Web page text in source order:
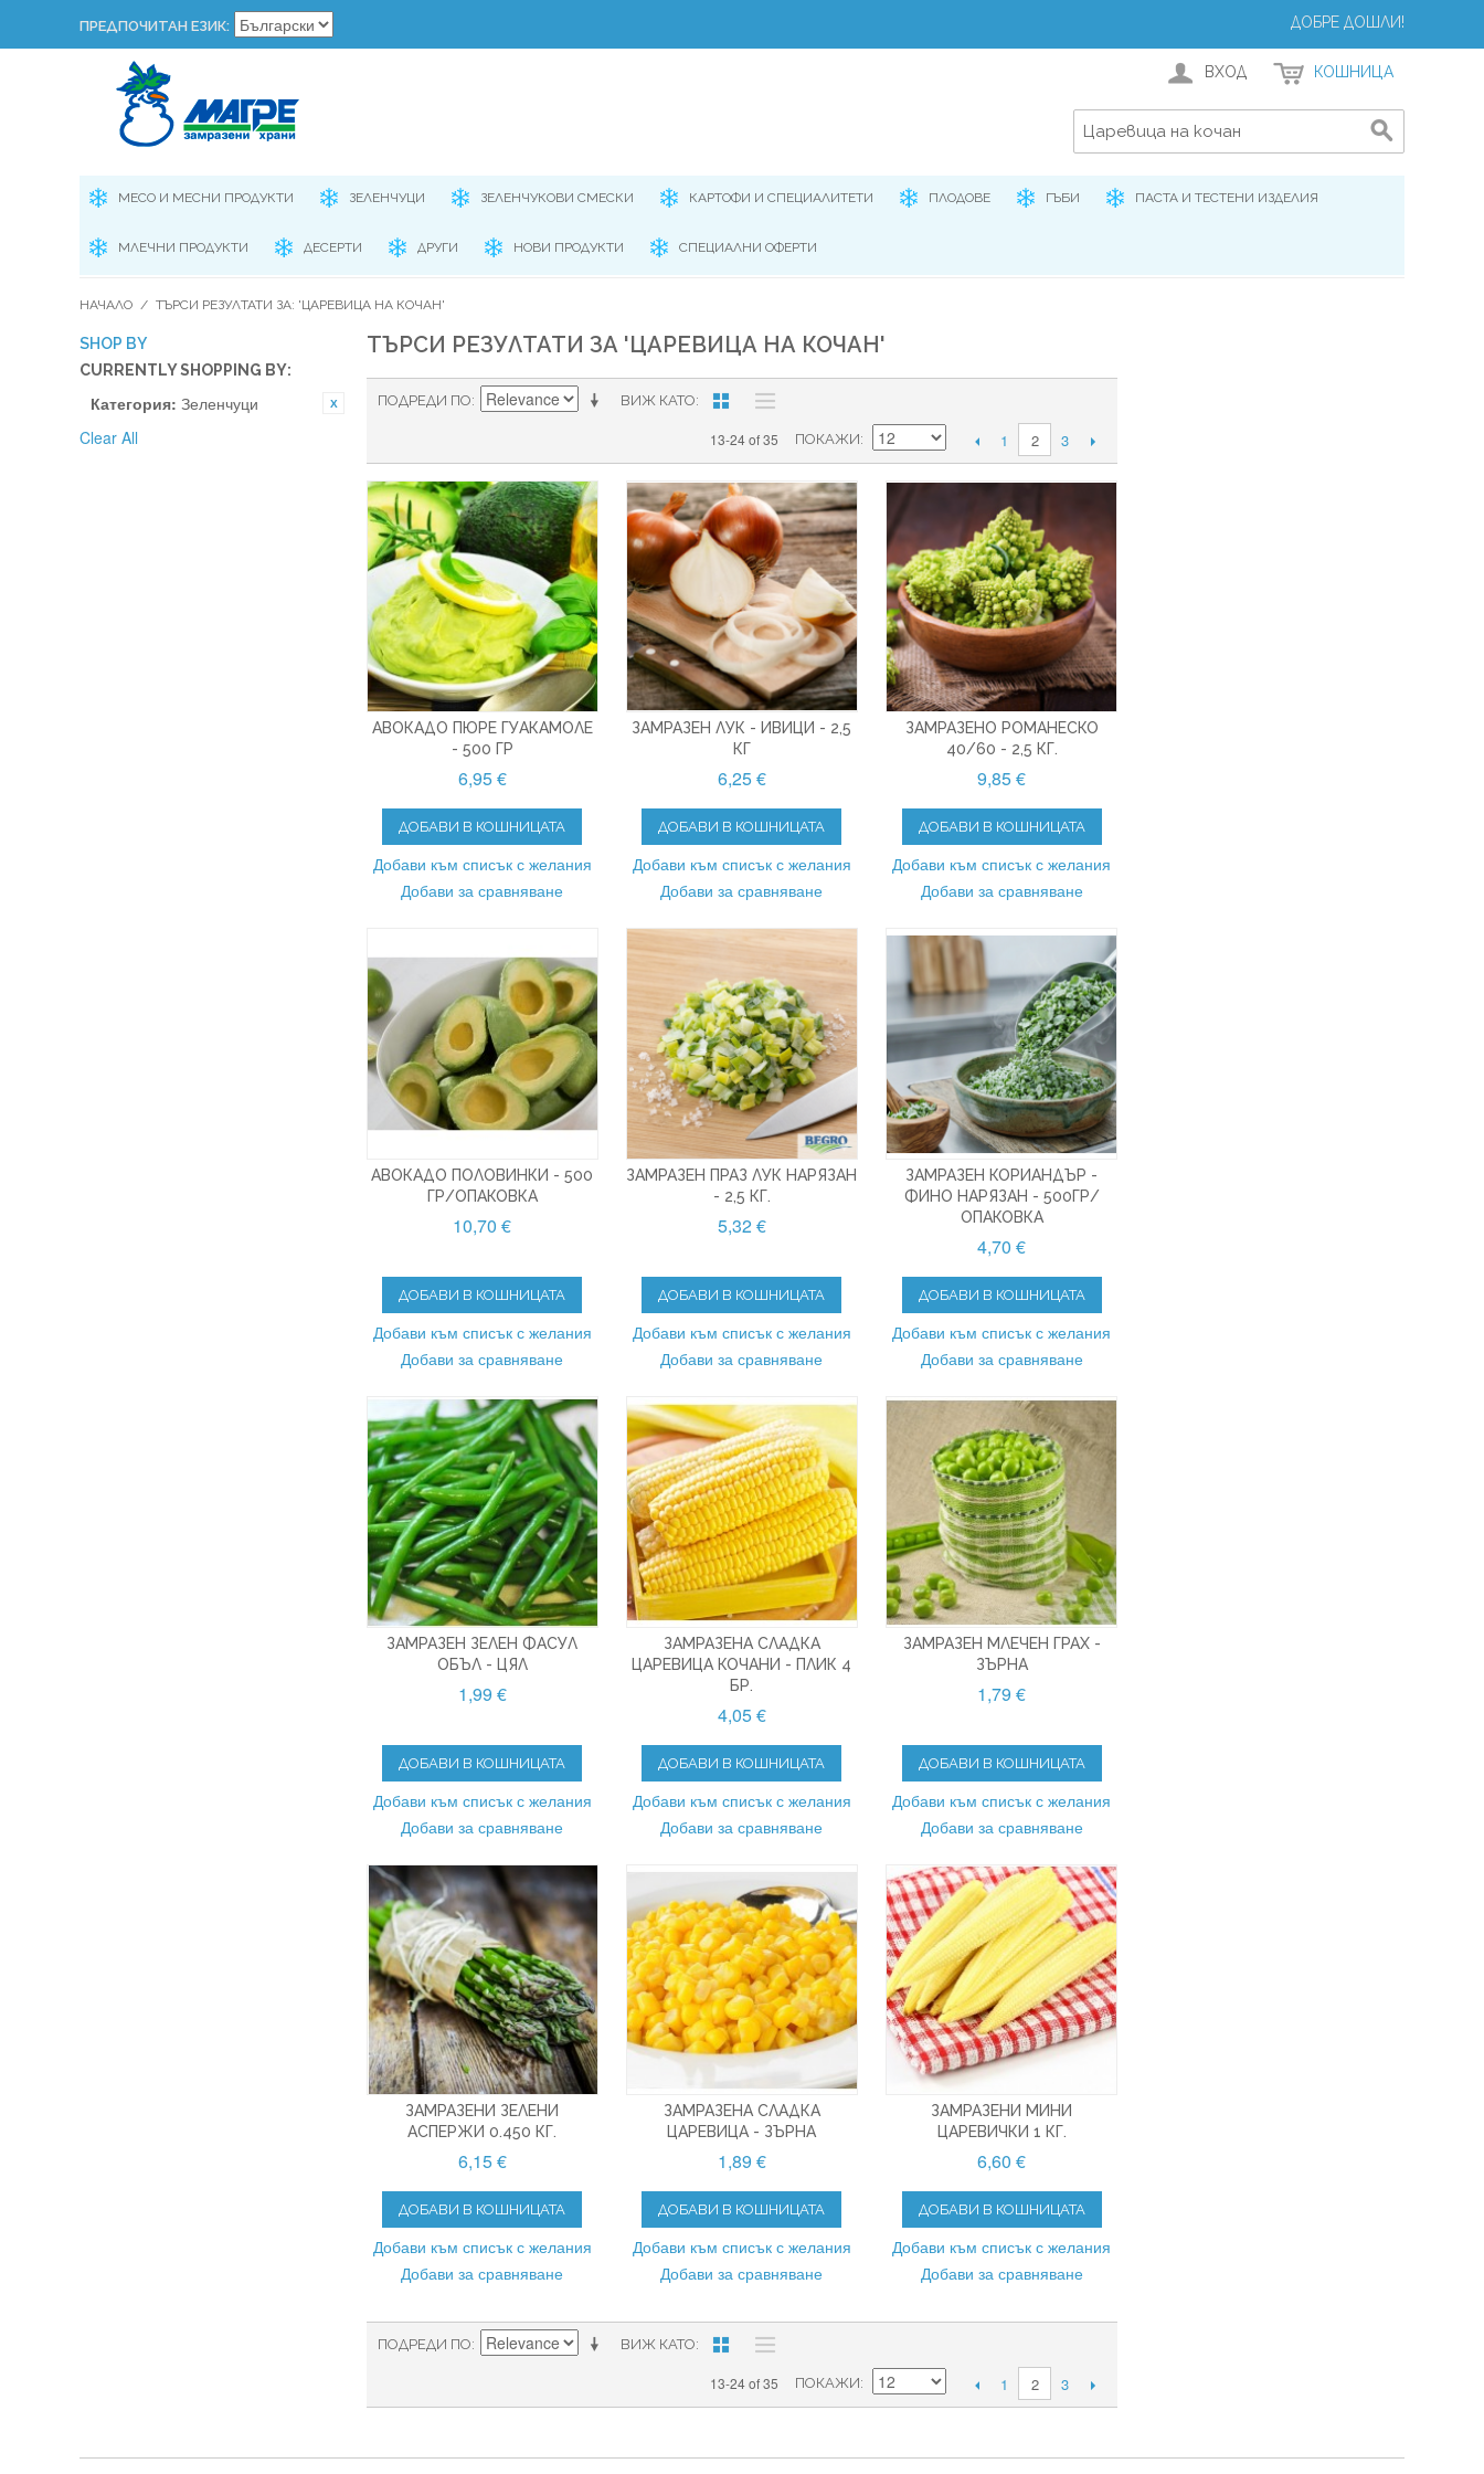
ПРЕДПОЧИТАН ЕЗИК: ДОБРЕ ДОШЛИ!
ВХОД КОШНИЦА
МЕСО И МЕСНИ ПРОДУКТИ ЗЕЛЕНЧУЦИ ЗЕЛЕНЧУКОВИ СМЕСКИ КАРТОФИ И СПЕЦИАЛИТЕТИ ПЛОДОВЕ ГЪБИ ПАСТА И ТЕСТЕНИ ИЗДЕЛИЯ
МЛЕЧНИ ПРОДУКТИ ДЕСЕРТИ ДРУГИ НОВИ ПРОДУКТИ СПЕЦИАЛНИ ОФЕРТИ
НАЧАЛО / ТЪРСИ РЕЗУЛТАТИ ЗА: 'ЦАРЕВИЦА НА КОЧАН'
SHOP BY
CURRENTLY SHOPPING BY:
Категория: Зеленчуци
Clear All
ТЪРСИ РЕЗУЛТАТИ ЗА 'ЦАРЕВИЦА НА КОЧАН'
ВИЖ КАТО
ПОДРЕДИ ПО
13-24 of 35 ПОКАЖИ 1 2 3
АВОКАДО ПЮРЕ ГУАКАМОЛЕ
- 500 ГР
6,95 €
ДОБАВИ В КОШНИЦАТА
Добави към списък с желания
Добави за сравняване
ЗАМРАЗЕН ЛУК - ИВИЦИ - 2,5
КГ
6,25 €
ДОБАВИ В КОШНИЦАТА
Добави към списък с желания
Добави за сравняване
ЗАМРАЗЕНО РОМАНЕСКО
40/60 - 2,5 КГ.
9,85 €
ДОБАВИ В КОШНИЦАТА
Добави към списък с желания
Добави за сравняване
АВОКАДО ПОЛОВИНКИ - 500
ГР/ОПАКОВКА
10,70 €
ДОБАВИ В КОШНИЦАТА
Добави към списък с желания
Добави за сравняване
ЗАМРАЗЕН ПРАЗ ЛУК НАРЯЗАН
- 2,5 КГ.
5,32 €
ДОБАВИ В КОШНИЦАТА
Добави към списък с желания
Добави за сравняване
ЗАМРАЗЕН КОРИАНДЪР -
ФИНО НАРЯЗАН - 500ГР/
ОПАКОВКА
4,70 €
ДОБАВИ В КОШНИЦАТА
Добави към списък с желания
Добави за сравняване
ЗАМРАЗЕН ЗЕЛЕН ФАСУЛ
ОБЪЛ - ЦЯЛ
1,99 €
ДОБАВИ В КОШНИЦАТА
Добави към списък с желания
Добави за сравняване
ЗАМРАЗЕНА СЛАДКА
ЦАРЕВИЦА КОЧАНИ - ПЛИК 4
БР.
4,05 €
ДОБАВИ В КОШНИЦАТА
Добави към списък с желания
Добави за сравняване
ЗАМРАЗЕН МЛЕЧЕН ГРАХ -
ЗЪРНА
1,79 €
ДОБАВИ В КОШНИЦАТА
Добави към списък с желания
Добави за сравняване
ЗАМРАЗЕНИ ЗЕЛЕНИ
АСПЕРЖИ 0.450 КГ.
6,15 €
ДОБАВИ В КОШНИЦАТА
Добави към списък с желания
Добави за сравняване
ЗАМРАЗЕНA СЛАДКА
ЦАРЕВИЦА - ЗЪРНА
1,89 €
ДОБАВИ В КОШНИЦАТА
Добави към списък с желания
Добави за сравняване
ЗАМРАЗЕНИ МИНИ
ЦАРЕВИЧКИ 1 КГ.
6,60 €
ДОБАВИ В КОШНИЦАТА
Добави към списък с желания
Добави за сравняване
ВИЖ КАТО
ПОДРЕДИ ПО
13-24 of 35 ПОКАЖИ 1 2 3